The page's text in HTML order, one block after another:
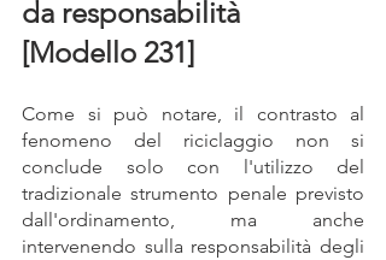
da responsabilità
[Modello 231]
Come si può notare, il contrasto al
fenomeno del riciclaggio non si
conclude solo con l'utilizzo del
tradizionale strumento penale previsto
dall'ordinamento, ma anche
intervenendo sulla responsabilità degli